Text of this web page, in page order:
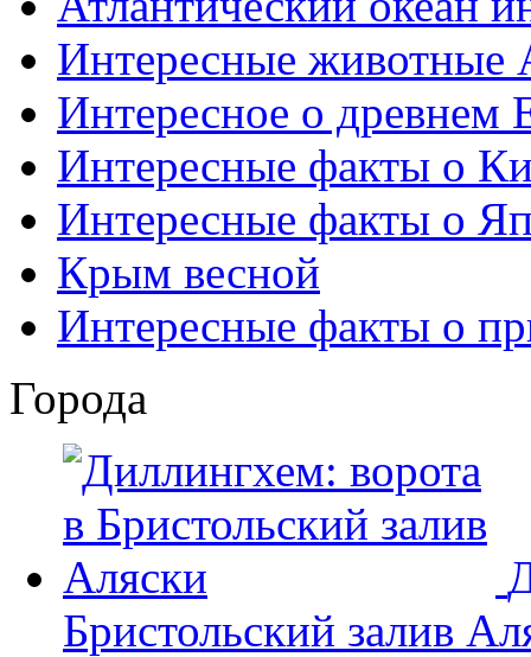
Интересные животные
Интересное о древнем
Интересные факты о
Интересные факты о
Крым весной
Интересные факты о
Города
Бристольский залив